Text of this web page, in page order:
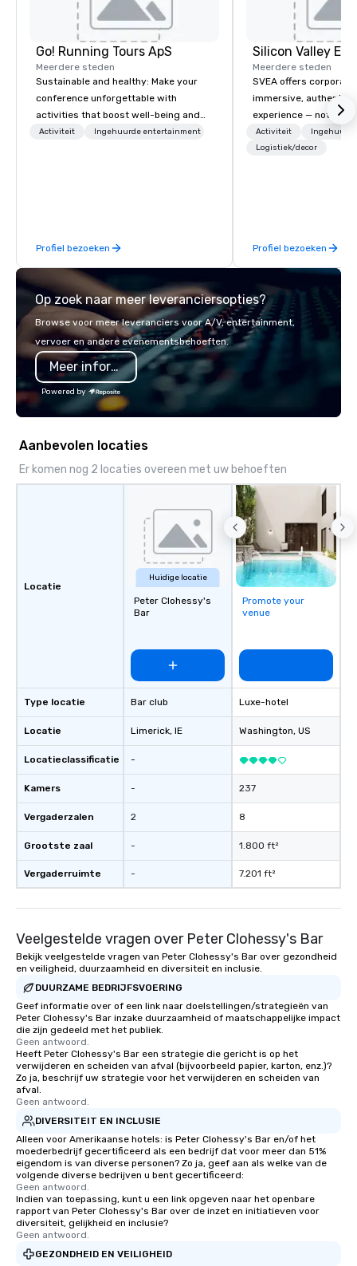
Go! Running Tours ApS
Meerdere steden
Sustainable and healthy: Make your
conference unforgettable with
activities that boost well-being and
lower carbon footprints. Explore the
Activiteit Ingehuurde entertainment
Profiel bezoeken
Meerdere steden
SVEA offers
immersive, authentic
experience — not a
transformation. We
facilitate custom
offsites. Whether
think like a Silicon
world's fastest-
or walk away with a
innovation playbook,
the Valley. Ideal for
seniority, and
Activiteit
Logistiek/decor
Profiel bezoeken
Op zoek naar meer leveranciersopties?
Browse voor meer leveranciers voor A/V, entertainment,
vervoer en andere evenementsbehoeften.
Meer informatie
Powered by
Aanbevolen locaties
Er komen nog 2 locaties overeen met uw behoeften
Locatie
Type locatie
Locatie
Locatieclassificatie
Kamers
Vergaderzalen
Grootste zaal
Vergaderruimte
Huidige locatie
Peter Clohessy's
Bar
Bar club
Limerick, IE
-
-
2
-
-
Promote your
venue
Luxe-hotel
Washington, US
237
8
1.800 ft²
7.201 ft²
Veelgestelde vragen over Peter Clohessy's Bar
Bekijk veelgestelde vragen van Peter Clohessy's Bar over gezondheid
en veiligheid, duurzaamheid en diversiteit en inclusie.
DUURZAME BEDRIJFSVOERING
Geef informatie over of een link naar doelstellingen/strategieën van
Peter Clohessy's Bar inzake duurzaamheid of maatschappelijke impact
die zijn gedeeld met het publiek.
Geen antwoord.
Heeft Peter Clohessy's Bar een strategie die gericht is op het
verwijderen en scheiden van afval (bijvoorbeeld papier, karton, enz.)?
Zo ja, beschrijf uw strategie voor het verwijderen en scheiden van
afval.
Geen antwoord.
DIVERSITEIT EN INCLUSIE
Alleen voor Amerikaanse hotels: is Peter Clohessy's Bar en/of het
moederbedrijf gecertificeerd als een bedrijf dat voor meer dan 51%
eigendom is van diverse personen? Zo ja, geef aan als welke van de
volgende diverse bedrijven u bent gecertificeerd:
Geen antwoord.
Indien van toepassing, kunt u een link opgeven naar het openbare
rapport van Peter Clohessy's Bar over de inzet en initiatieven voor
diversiteit, gelijkheid en inclusie?
Geen antwoord.
GEZONDHEID EN VEILIGHEID